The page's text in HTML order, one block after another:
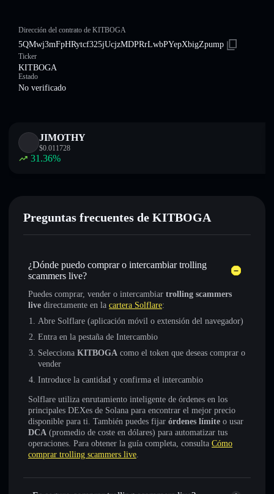
Dirección del contrato de KITBOGA
5QMwj3mFpHRytcf325jUcjzMDPRrLwbPYepXbigZpump
Ticker
KITBOGA
Estado
No verificado
JIMOTHY
$0.011728
31.36%
Preguntas frecuentes de KITBOGA
¿Dónde puedo comprar o intercambiar trolling
scammers live?
Puedes comprar, vender o intercambiar trolling scammers
live directamente en la cartera Solflare:
Abre Solflare (aplicación móvil o extensión del navegador)
Entra en la pestaña de Intercambio
Selecciona KITBOGA como el token que deseas comprar o
vender
Introduce la cantidad y confirma el intercambio
Solflare utiliza enrutamiento inteligente de órdenes en los
principales DEXes de Solana para encontrar el mejor precio
disponible para ti. También puedes fijar órdenes límite o usar
DCA (promedio de coste en dólares) para automatizar tus
operaciones. Para obtener la guía completa, consulta Cómo
comprar trolling scammers live.